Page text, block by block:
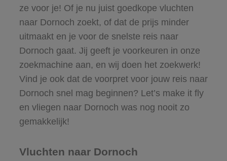
ze voor je! Of je nu juist goedkope vluchten
naar Dornoch zoekt, of dat de prijs minder
uitmaakt en je voor de snelste reis naar
Dornoch gaat. Jij geeft je voorkeuren in onze
zoekmachine aan, en wij doen het zoekwerk!
Vind je ook dat de voorpret voor jouw reis naar
Dornoch snel mag beginnen? Let’s make it fly
en vliegen naar Dornoch was nog nooit zo
gemakkelijk!
Vluchten naar Dornoch